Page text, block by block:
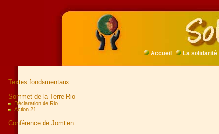
Accueil La solidarité
Textes fondamentaux
Sommet de la Terre Rio
Déclaration de Rio
Action 21
Conférence de Jomtien